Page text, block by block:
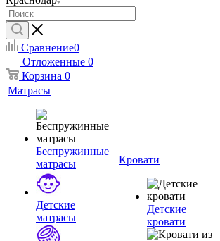
Сравнение0
Отложенные 0
Корзина 0
Матрасы
Беспружинные
матрасы
Детские
матрасы
Кровати
Детские
кровати